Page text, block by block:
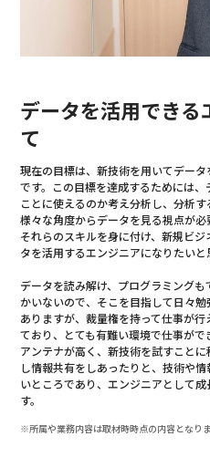
データを活用できる
て
現在の目標は、新技術を用いてデー
です。この目標を達成するためには
ことに使えるのか考え分析し、分析す
様々な角度からデータを見る視点が必
それらのスキルを身に付け、新規ビ
タを活用するエンジニアになりたいと
データを読み解け、プログラミング
かいないので、そこを目指して日々
ありますが、裁量権を持って仕事が
ており、とても有難い環境で仕事が
アンテナが高く、新技術を試すこと
し情報共有をしあったりと、技術や
いところであり、エンジニアとして
す。
※所属や業務内容は取材時時点の内容となりま